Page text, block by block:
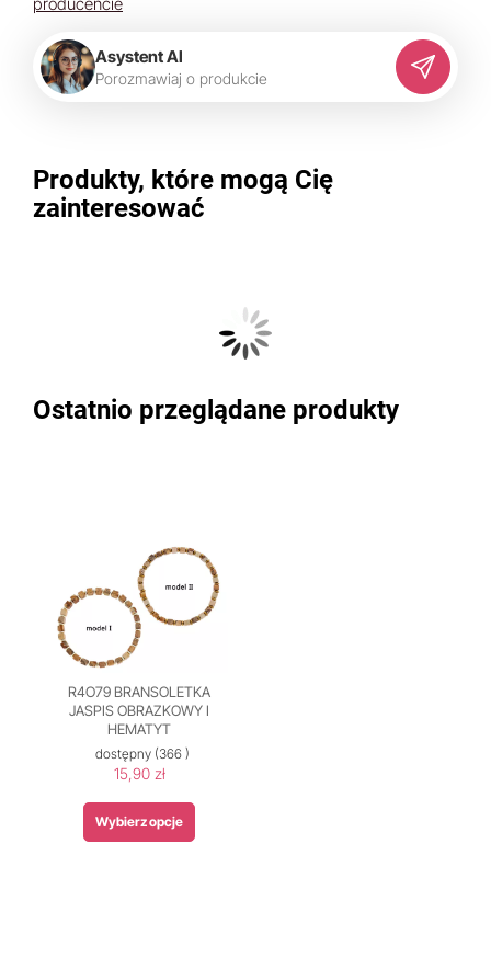
Asystent AI
Porozmawiaj o produkcie
Produkty, które mogą Cię
zainteresować
Ostatnio przeglądane produkty
R4O79 BRANSOLETKA
JASPIS OBRAZKOWY I
HEMATYT
dostępny(366 )
15,90 zł
Wybierz opcje